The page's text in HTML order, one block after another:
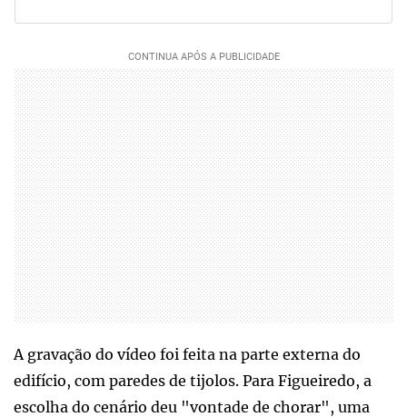
A gravação do vídeo foi feita na parte externa do
edifício, com paredes de tijolos. Para Figueiredo, a
escolha do cenário deu "vontade de chorar", uma